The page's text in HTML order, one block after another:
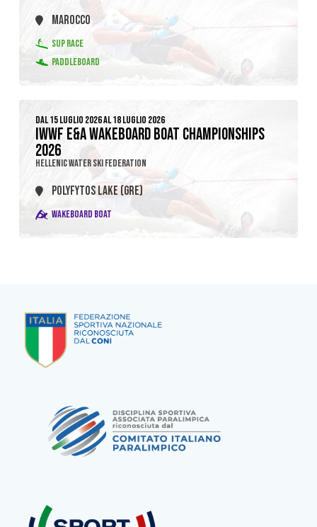
MAROCCO
SUP RACE
PADDLEBOARD
DAL 15 LUGLIO 2026 AL 18 LUGLIO 2026
IWWF E&A WAKEBOARD BOAT CHAMPIONSHIPS
2026
HELLENIC WATER SKI FEDERATION
POLYFYTOS LAKE (GRE)
WAKEBOARD BOAT